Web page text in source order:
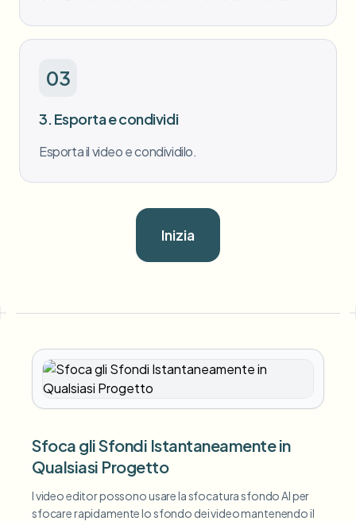
03
3. Esporta e condividi
Esporta il video e condividilo.
Inizia
Sfoca gli Sfondi Istantaneamente in
Qualsiasi Progetto
I video editor possono usare la sfocatura sfondo AI per
sfocare rapidamente lo sfondo dei video mantenendo il